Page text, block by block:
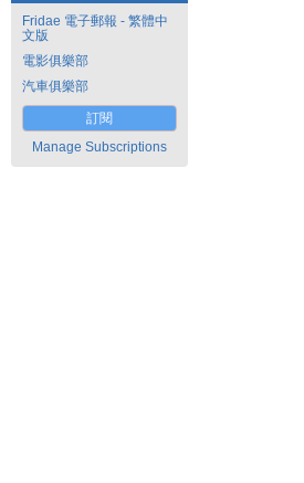
Fridae 電子郵報 - 繁體中
文版
電影俱樂部
汽車俱樂部
訂閱
Manage Subscriptions